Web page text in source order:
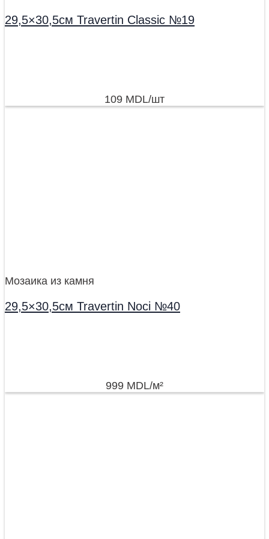
29,5×30,5см Travertin Classic №19
109 MDL/шт
Мозаика из камня
29,5×30,5см Travertin Noci №40
999 MDL/м²